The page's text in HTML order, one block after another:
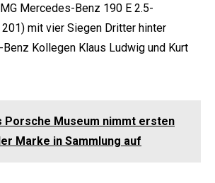
Mercedes-Benz 190 E 2.5-
mit vier Siegen Dritter hinter
Kollegen Klaus Ludwig und Kurt
Porsche Museum nimmt ersten
Marke in Sammlung auf